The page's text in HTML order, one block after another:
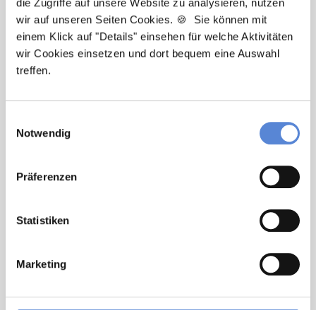
wir auf unseren Seiten Cookies. 🍪 Sie können mit
einem Klick auf "Details" einsehen für welche Aktivitäten
wir Cookies einsetzen und dort bequem eine Auswahl
treffen.
Notwendig
Präferenzen
Statistiken
Marketing
Ich unterstütze Sie bei der Stellensuche nach einem
Traumjob in Ihrer Wunschregion. Bei Fragen stehe
ich Ihnen gerne zur Verfügung.
Fax: +49 (0) 521 / 911 730 31